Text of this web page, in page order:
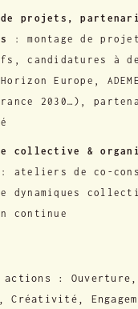
projets,
: montage de
candidatures à
Europe,
2030…),
collective &
: ateliers de co-
dynamiques
continue
: Ouverture,
Créativité,